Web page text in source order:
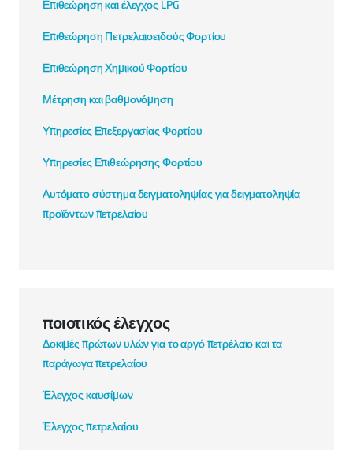
Επιθεώρηση και έλεγχος LPG
Επιθεώρηση Πετρελαιοειδούς Φορτίου
Επιθεώρηση Χημικού Φορτίου
Μέτρηση και βαθμονόμηση
Υπηρεσίες Επεξεργασίας Φορτίου
Υπηρεσίες Επιθεώρησης Φορτίου
Αυτόματο σύστημα δειγματοληψίας για δειγματοληψία
προϊόντων πετρελαίου
ποιοτικός έλεγχος
Δοκιμές πρώτων υλών για το αργό πετρέλαιο και τα
παράγωγα πετρελαίου
Έλεγχος καυσίμων
Έλεγχος πετρελαίου